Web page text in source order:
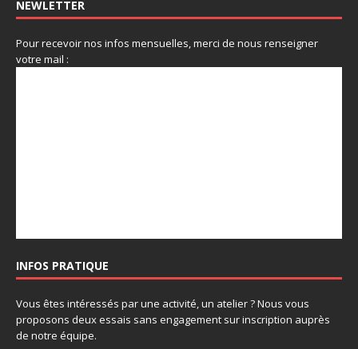
NEWLETTER
Pour recevoir nos infos mensuelles, merci de nous renseigner
votre mail :
INFOS PRATIQUE
Vous êtes intéressés par une activité, un atelier ? Nous vous
proposons deux essais sans engagement sur inscription auprès
de notre équipe.